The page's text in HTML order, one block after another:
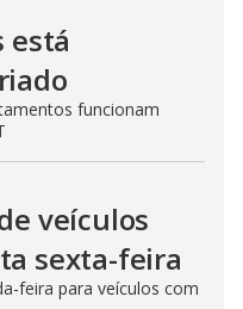
está
funcionam
veículos
sexta-feira
feira para veículos com